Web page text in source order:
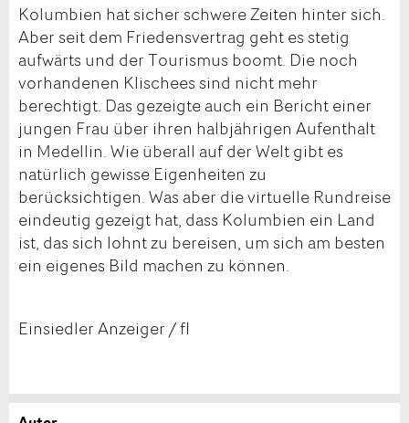
Kolumbien hat sicher schwere Zeiten hinter sich.
Aber seit dem Friedensvertrag geht es stetig
aufwärts und der Tourismus boomt. Die noch
vorhandenen Klischees sind nicht mehr
berechtigt. Das gezeigte auch ein Bericht einer
jungen Frau über ihren halbjährigen Aufenthalt
in Medellin. Wie überall auf der Welt gibt es
natürlich gewisse Eigenheiten zu
berücksichtigen. Was aber die virtuelle Rundreise
eindeutig gezeigt hat, dass Kolumbien ein Land
ist, das sich lohnt zu bereisen, um sich am besten
ein eigenes Bild machen zu können.
Einsiedler Anzeiger / fl